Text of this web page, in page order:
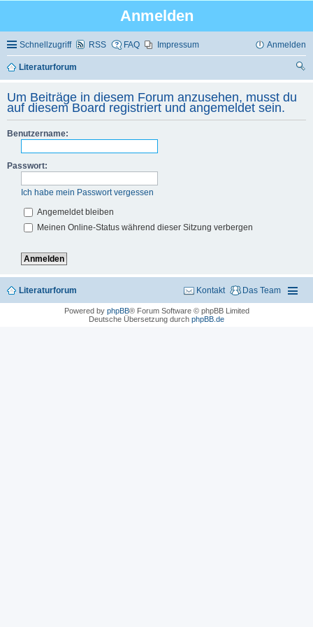
Anmelden
Schnellzugriff RSS FAQ Impressum Anmelden
Literaturforum
Um Beiträge in diesem Forum anzusehen, musst du
auf diesem Board registriert und angemeldet sein.
Benutzername:
Passwort:
Ich habe mein Passwort vergessen
Angemeldet bleiben
Meinen Online-Status während dieser Sitzung verbergen
Literaturforum Das Team
Kontakt
Powered by phpBB® Forum Software © phpBB Limited
Deutsche Übersetzung durch phpBB.de